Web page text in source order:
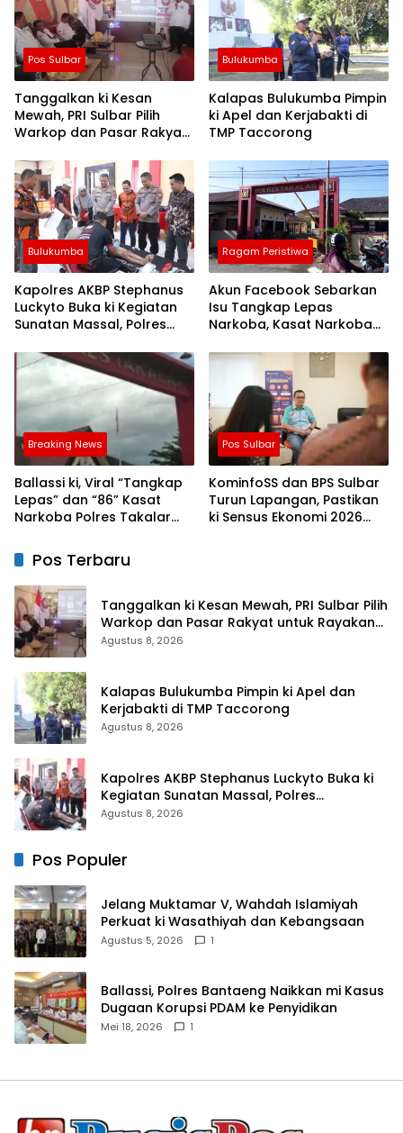
Pos Sulbar
Tanggalkan ki Kesan
Mewah, PRI Sulbar Pilih
Warkop dan Pasar Rakyat
Bulukumba
Kalapas Bulukumba Pimpin
ki Apel dan Kerjabakti di
TMP Taccorong
Bulukumba
Kapolres AKBP Stephanus
Luckyto Buka ki Kegiatan
Sunatan Massal, Polres
dengan Pemuda Pancasila
Ragam Peristiwa
Akun Facebook Sebarkan
Isu Tangkap Lepas
Narkoba, Kasat Narkoba
dan Fitnah
Breaking News
Ballassi ki, Viral “Tangkap
Lepas” dan “86” Kasat
Narkoba Polres Takalar
Pos Sulbar
KominfoSS dan BPS Sulbar
Turun Lapangan, Pastikan
ki Sensus Ekonomi 2026
Pos Terbaru
Tanggalkan ki Kesan Mewah, PRI Sulbar Pilih
Warkop dan Pasar Rakyat untuk Rayakan
HUT Ke-1
Agustus 8, 2026
Kalapas Bulukumba Pimpin ki Apel dan
Kerjabakti di TMP Taccorong
Agustus 8, 2026
Kapolres AKBP Stephanus Luckyto Buka ki
Kegiatan Sunatan Massal, Polres
Bulukumba Kerjasama dengan Pemuda
Agustus 8, 2026
Pos Populer
Jelang Muktamar V, Wahdah Islamiyah
Perkuat ki Wasathiyah dan Kebangsaan
Agustus 5, 2026 1
Ballassi, Polres Bantaeng Naikkan mi Kasus
Dugaan Korupsi PDAM ke Penyidikan
Mei 18, 2026 1